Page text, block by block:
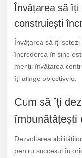
Învățarea să îți
construiești
Învățarea să îți
încrederea în sine
menții învățarea
îți atinge obiectivele.
Cum să îți
îmbunătățești
Dezvoltarea
pentru succesul în